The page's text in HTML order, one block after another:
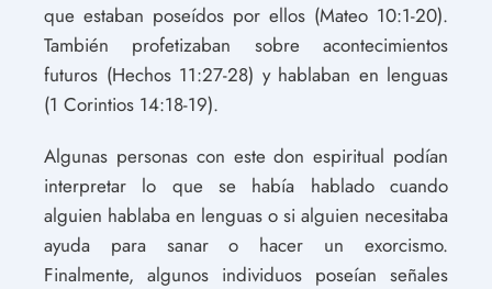
que estaban poseídos por ellos (Mateo 10:1-20).
También profetizaban sobre acontecimientos
futuros (Hechos 11:27-28) y hablaban en lenguas
(1 Corintios 14:18-19).
Algunas personas con este don espiritual podían
interpretar lo que se había hablado cuando
alguien hablaba en lenguas o si alguien necesitaba
ayuda para sanar o hacer un exorcismo.
Finalmente, algunos individuos poseían señales